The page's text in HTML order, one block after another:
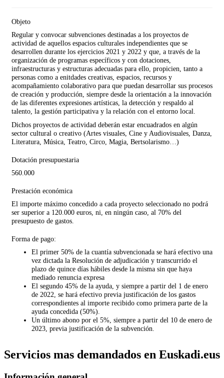
Objeto
Regular y convocar subvenciones destinadas a los proyectos de
actividad de aquellos espacios culturales independientes que se
desarrollen durante los ejercicios 2021 y 2022 y que, a través de la
organización de programas específicos y con dotaciones,
infraestructuras y estructuras adecuadas para ello, propicien, tanto a
personas como a enitdades creativas, espacios, recursos y
acompañamiento colaborativo para que puedan desarrollar sus procesos
de creación y producción, siempre desde la orientación a la innovación
de las diferentes expresiones artísticas, la detección y respaldo al
talento, la gestión participativa y la relación con el entorno local.
Dichos proyectos de actividad deberán estar encuadrados en algún
sector cultural o creativo (Artes visuales, Cine y Audiovisuales, Danza,
Literatura, Música, Teatro, Circo, Magia, Bertsolarismo…)
Dotación presupuestaria
560.000
Prestación económica
El importe máximo concedido a cada proyecto seleccionado no podrá
ser superior a 120.000 euros, ni, en ningún caso, al 70% del
presupuesto de gastos.
Forma de pago:
El primer 50% de la cuantía subvencionada se hará efectivo una
vez dictada la Resolución de adjudicación y transcurrido el
plazo de quince días hábiles desde la misma sin que haya
mediado renuncia expresa
El segundo 45% de la ayuda, y siempre a partir del 1 de enero
de 2022, se hará efectivo previa justificación de los gastos
correspondientes al importe recibido como primera parte de la
ayuda concedida (50%).
Un último abono por el 5%, siempre a partir del 10 de enero de
2023, previa justificación de la subvención.
Servicios mas demandados en Euskadi.eus